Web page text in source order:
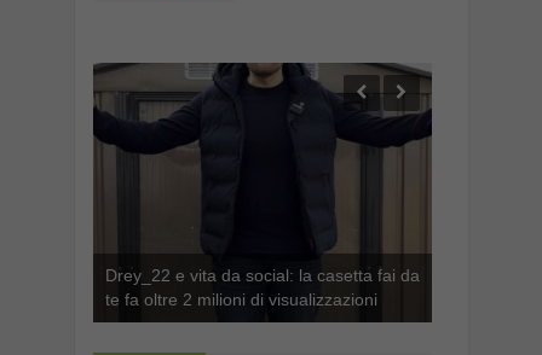
Drey_22 e vita da social: la casetta fai da
te fa oltre 2 milioni di visualizzazioni